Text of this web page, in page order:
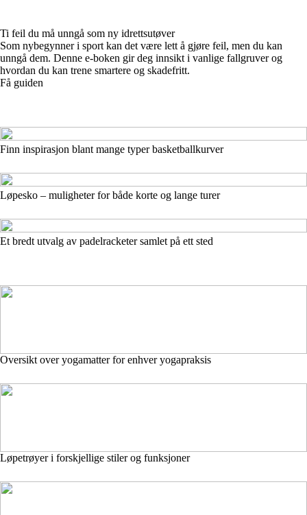
Ti feil du må unngå som ny idrettsutøver
Som nybegynner i sport kan det være lett å gjøre feil, men du kan
unngå dem. Denne e-boken gir deg innsikt i vanlige fallgruver og
hvordan du kan trene smartere og skadefritt.
Få guiden
Finn inspirasjon blant mange typer basketballkurver
Løpesko – muligheter for både korte og lange turer
Et bredt utvalg av padelracketer samlet på ett sted
Oversikt over yogamatter for enhver yogapraksis
Løpetrøyer i forskjellige stiler og funksjoner